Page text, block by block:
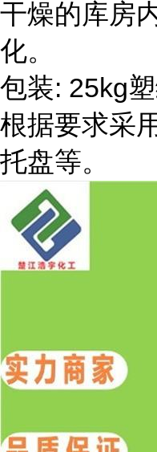
干燥的库房
化。
包装: 25kg
根据要求采
托盘等。